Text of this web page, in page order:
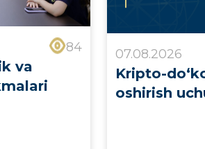
84
va
07.08.2026
Kripto-
oshirish